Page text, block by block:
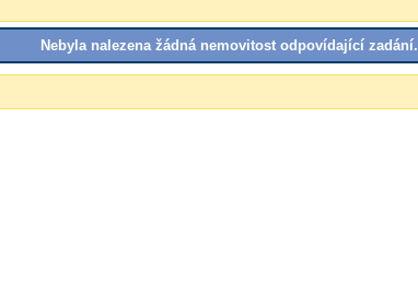
Nebyla nalezena žádná nemovitost odpovídající zadání.